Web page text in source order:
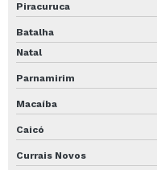
Piracuruca
Batalha
Natal
Parnamirim
Macaíba
Caicó
Currais Novos